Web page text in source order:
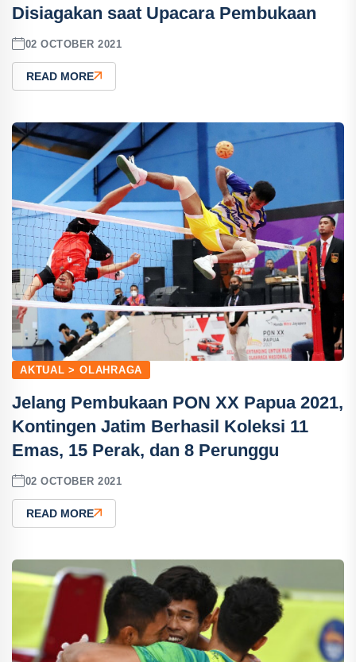
Disiagakan saat Upacara Pembukaan
02 OCTOBER 2021
READ MORE
AKTUAL > OLAHRAGA
Jelang Pembukaan PON XX Papua 2021,
Kontingen Jatim Berhasil Koleksi 11
Emas, 15 Perak, dan 8 Perunggu
02 OCTOBER 2021
READ MORE